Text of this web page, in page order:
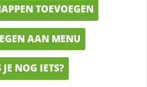
TOEVOEGEN
AAN MENU
JE NOG IETS?